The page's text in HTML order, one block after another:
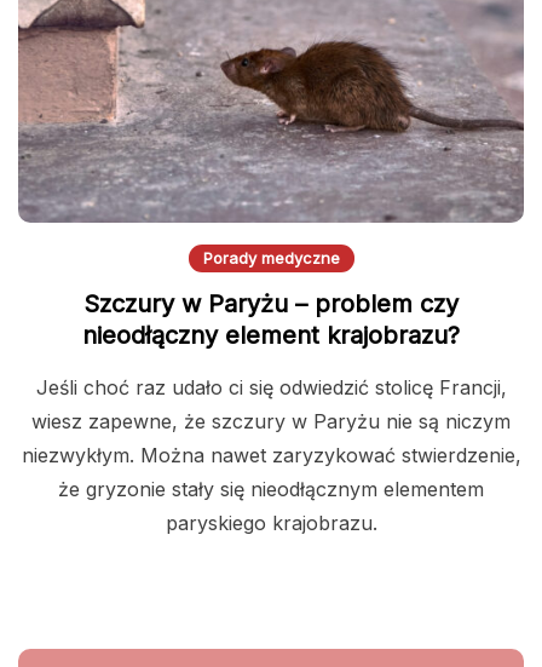
Porady medyczne
Szczury w Paryżu – problem czy
nieodłączny element krajobrazu?
Jeśli choć raz udało ci się odwiedzić stolicę Francji,
wiesz zapewne, że szczury w Paryżu nie są niczym
niezwykłym. Można nawet zaryzykować stwierdzenie,
że gryzonie stały się nieodłącznym elementem
paryskiego krajobrazu.